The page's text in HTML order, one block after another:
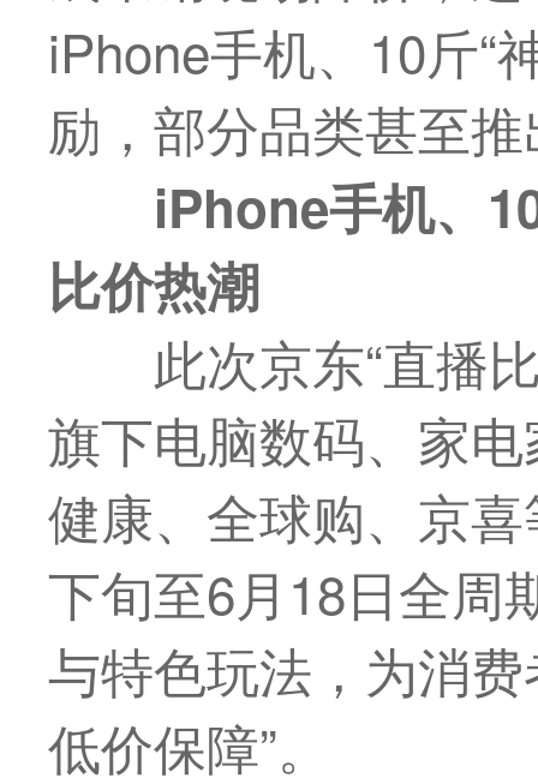
iPhone手机、10斤“
励，部分品类甚至
iPhone手机、
比价热潮
此次京东“直播
旗下电脑数码、家
健康、全球购、京
下旬至6月18日全周
与特色玩法，为消
低价保障”。